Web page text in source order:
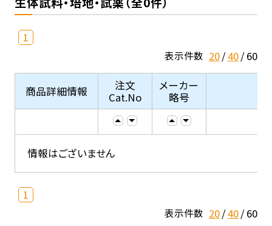
1
表示件数 20 40 60
商品詳細情報
注文
Cat.No
メーカー
略号
情報はございません
1
表示件数 20 40 60